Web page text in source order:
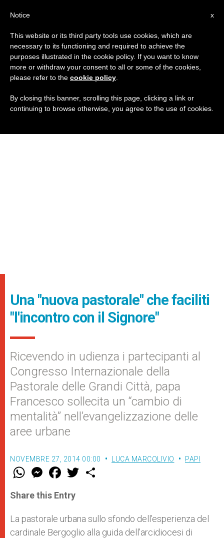
Una "nuova pastorale" che faciliti
"l'incontro con il Signore"
Ricevendo in udienza i partecipanti al
Congresso Internazionale della
Pastorale delle Grandi Città, papa
Francesco sollecita un “cambio di
mentalità” nell’evangelizzazione delle
aree urbane
NOVEMBRE 27, 2014 00:00 LUCA MARCOLIVIO PAPI
W
t
s
p
p
M
e
s
e
g
e
F
a
e
b
o
k
w
r
Share this Entry
La pastorale urbana sullo sfondo dell’esperienza del
cardinale Bergoglio alla guida dell’arcidiocesi di
x
Notice
This website or its third party tools use cookies, which are
necessary to its functioning and required to achieve the
purposes illustrated in the cookie policy. If you want to know
more or withdraw your consent to all or some of the cookies,
please refer to the cookie policy
By closing this banner, scrolling this page, clicking a link or
continuing to browse otherwise, you agree to the use of cookies.